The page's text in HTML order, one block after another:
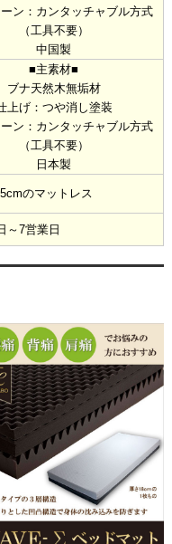
ン：カンタッチャブル方式
（工具不要）
中国製
■主素材■
ブナ天然木無垢材
上げ：つや消し塗装
ン：カンタッチャブル方式
（工具不要）
日本製
のマットレス
～7営業日